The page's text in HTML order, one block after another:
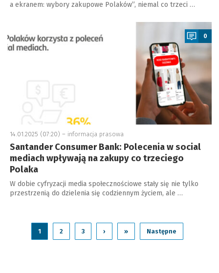
a ekranem: wybory zakupowe Polaków”, niemal co trzeci …
0
14.01.2025 (07:20) – informacja prasowa
Santander Consumer Bank: Polecenia w social
mediach wpływają na zakupy co trzeciego
Polaka
W dobie cyfryzacji media społecznościowe stały się nie tylko
przestrzenią do dzielenia się codziennym życiem, ale …
1 2 3 › » Następne